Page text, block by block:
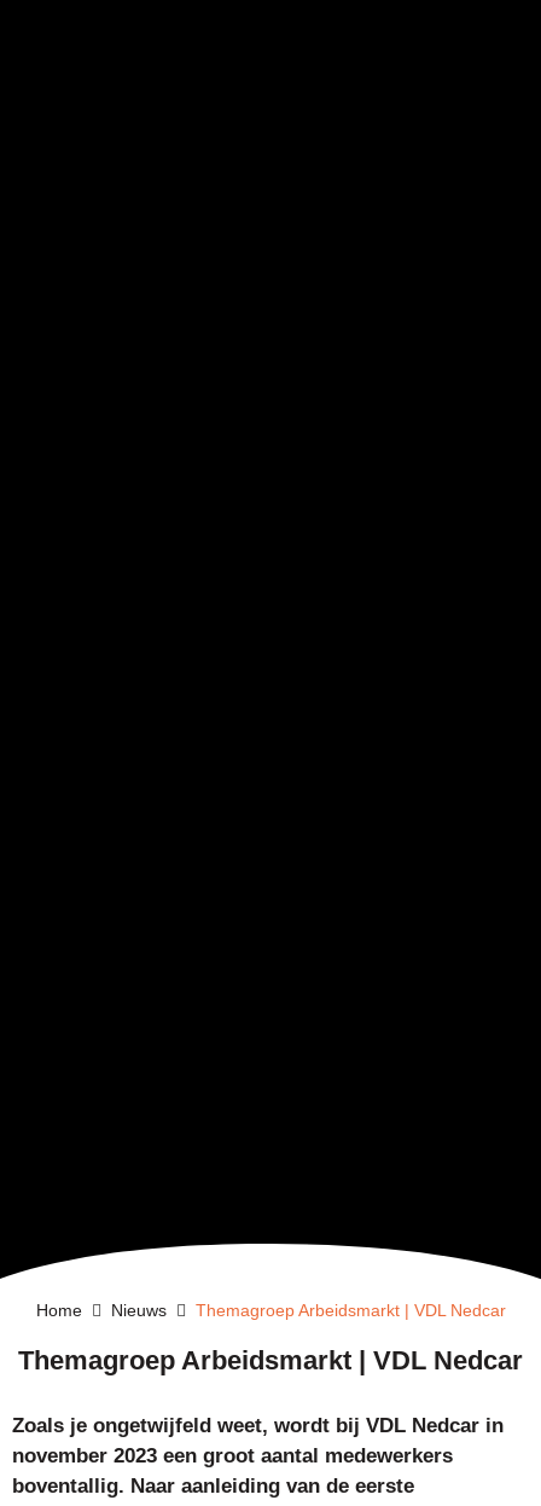
Home Nieuws Themagroep Arbeidsmarkt | VDL Nedcar
Themagroep Arbeidsmarkt | VDL Nedcar
Zoals je ongetwijfeld weet, wordt bij VDL Nedcar in
november 2023 een groot aantal medewerkers
boventallig. Naar aanleiding van de eerste